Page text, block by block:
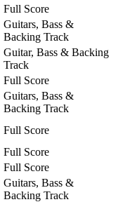
Full Score
Guitars, Bass &
Backing Track
Guitar, Bass & Backing
Track
Full Score
Guitars, Bass &
Backing Track
Full Score
Full Score
Full Score
Guitars, Bass &
Backing Track